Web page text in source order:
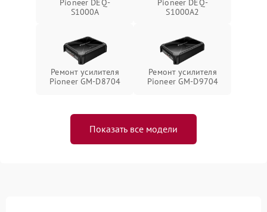
Pioneer DEQ-
S1000A
Pioneer DEQ-
S1000A2
Ремонт усилителя
Pioneer GM-D8704
Ремонт усилителя
Pioneer GM-D9704
Показать все модели